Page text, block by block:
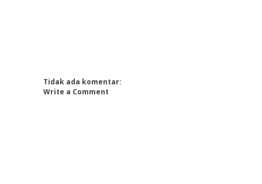
Tidak ada komentar:
Write a Comment